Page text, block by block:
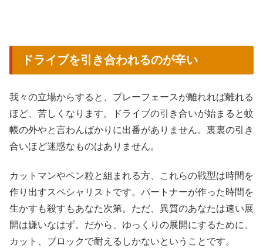
ドライブを引き合われるのが辛い
我々の立場からすると、プレーフェースが離れれば離れる
ほど、苦しくなります。ドライブの引き合いが始まると蚊
帳の外やと言わんばかりに出番がありません。裏裏の引き
合いほど迷惑なものはありません。
カットマンやペン粒と組まれる方、これらの戦型は時間を
作り出すスペシャリストです。パートナーが作った時間を
生かすも殺すもあなた次第。ただ、異質のあなたは速い展
開は嫌いなはず。だから、ゆっくりの展開にするために、
カット、ブロックで耐えるしかないということです。